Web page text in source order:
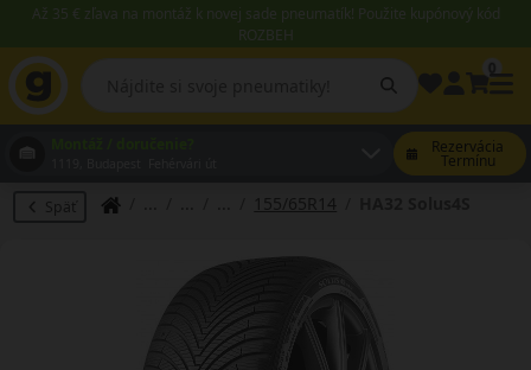
Až 35 € zľava na montáž k novej sade pneumatík! Použite kupónový kód
ROZBEH
Rezervácia
Termínu
Späť 155/65R14